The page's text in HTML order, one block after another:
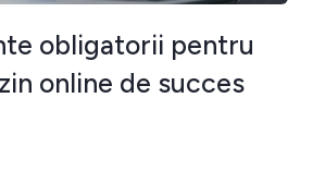
obligatorii pentru
online de succes